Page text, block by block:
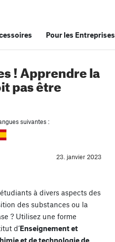
Pour les Entreprises
! Apprendre la
pas être
suivantes :
23. janvier 2023
à divers aspects des
des substances ou la
? Utilisez une forme
d’Enseignement et
et de technologie de